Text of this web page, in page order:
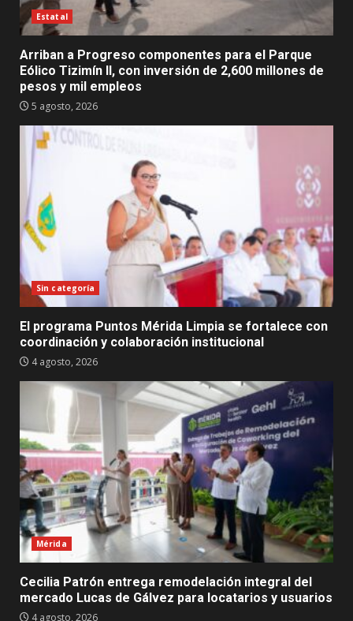
Estatal
Arriban a Progreso componentes para el Parque
Eólico Tizimín II, con inversión de 2,600 millones de
pesos y mil empleos
5 agosto, 2026
Sin categoría
El programa Puntos Mérida Limpia se fortalece con
coordinación y colaboración institucional
4 agosto, 2026
Mérida
Cecilia Patrón entrega remodelación integral del
mercado Lucas de Gálvez para locatarios y usuarios
4 agosto, 2026